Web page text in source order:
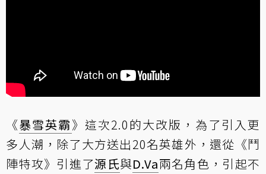
《暴雪英霸》這次2.0的大改版，為了引入更
多人潮，除了大方送出20名英雄外，還從《鬥
陣特攻》引進了源氏與D.Va兩名角色，引起不